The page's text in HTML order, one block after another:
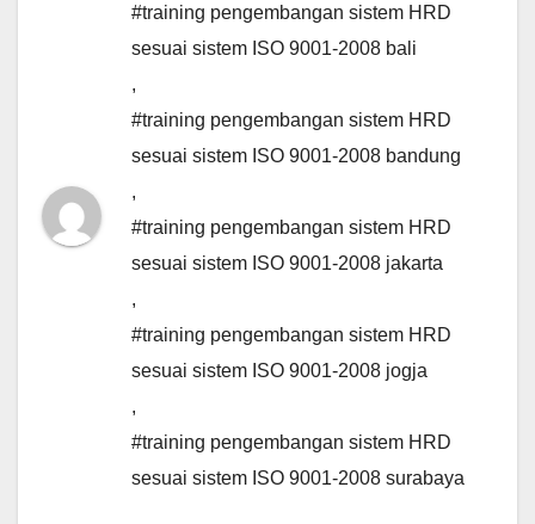
#training pengembangan sistem HRD
sesuai sistem ISO 9001-2008 bali
,
#training pengembangan sistem HRD
sesuai sistem ISO 9001-2008 bandung
,
#training pengembangan sistem HRD
sesuai sistem ISO 9001-2008 jakarta
,
#training pengembangan sistem HRD
sesuai sistem ISO 9001-2008 jogja
,
#training pengembangan sistem HRD
sesuai sistem ISO 9001-2008 surabaya